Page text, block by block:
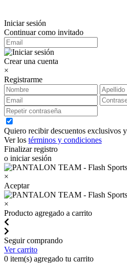
Iniciar sesión
Continuar como invitado
Crear una cuenta
×
Registrarme
Quiero recibir descuentos exclusivos
Ver los términos y condiciones
Finalizar registro
o iniciar sesión
×
Aceptar
×
Producto agregado a carrito
Seguir comprando
Ver carrito
0 item(s) agregado tu carrito